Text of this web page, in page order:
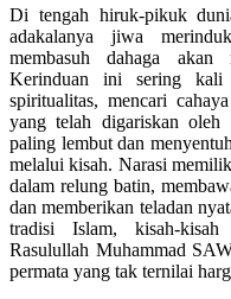
Di tengah hiruk-pikuk
adakalanya jiwa
membasuh dahaga akan
Kerinduan ini sering kali
spiritualitas, mencari
yang telah digariskan oleh
paling lembut dan
melalui kisah. Narasi
dalam relung batin,
dan memberikan teladan
tradisi Islam, kisah-
Rasulullah Muhammad
permata yang tak ternilai